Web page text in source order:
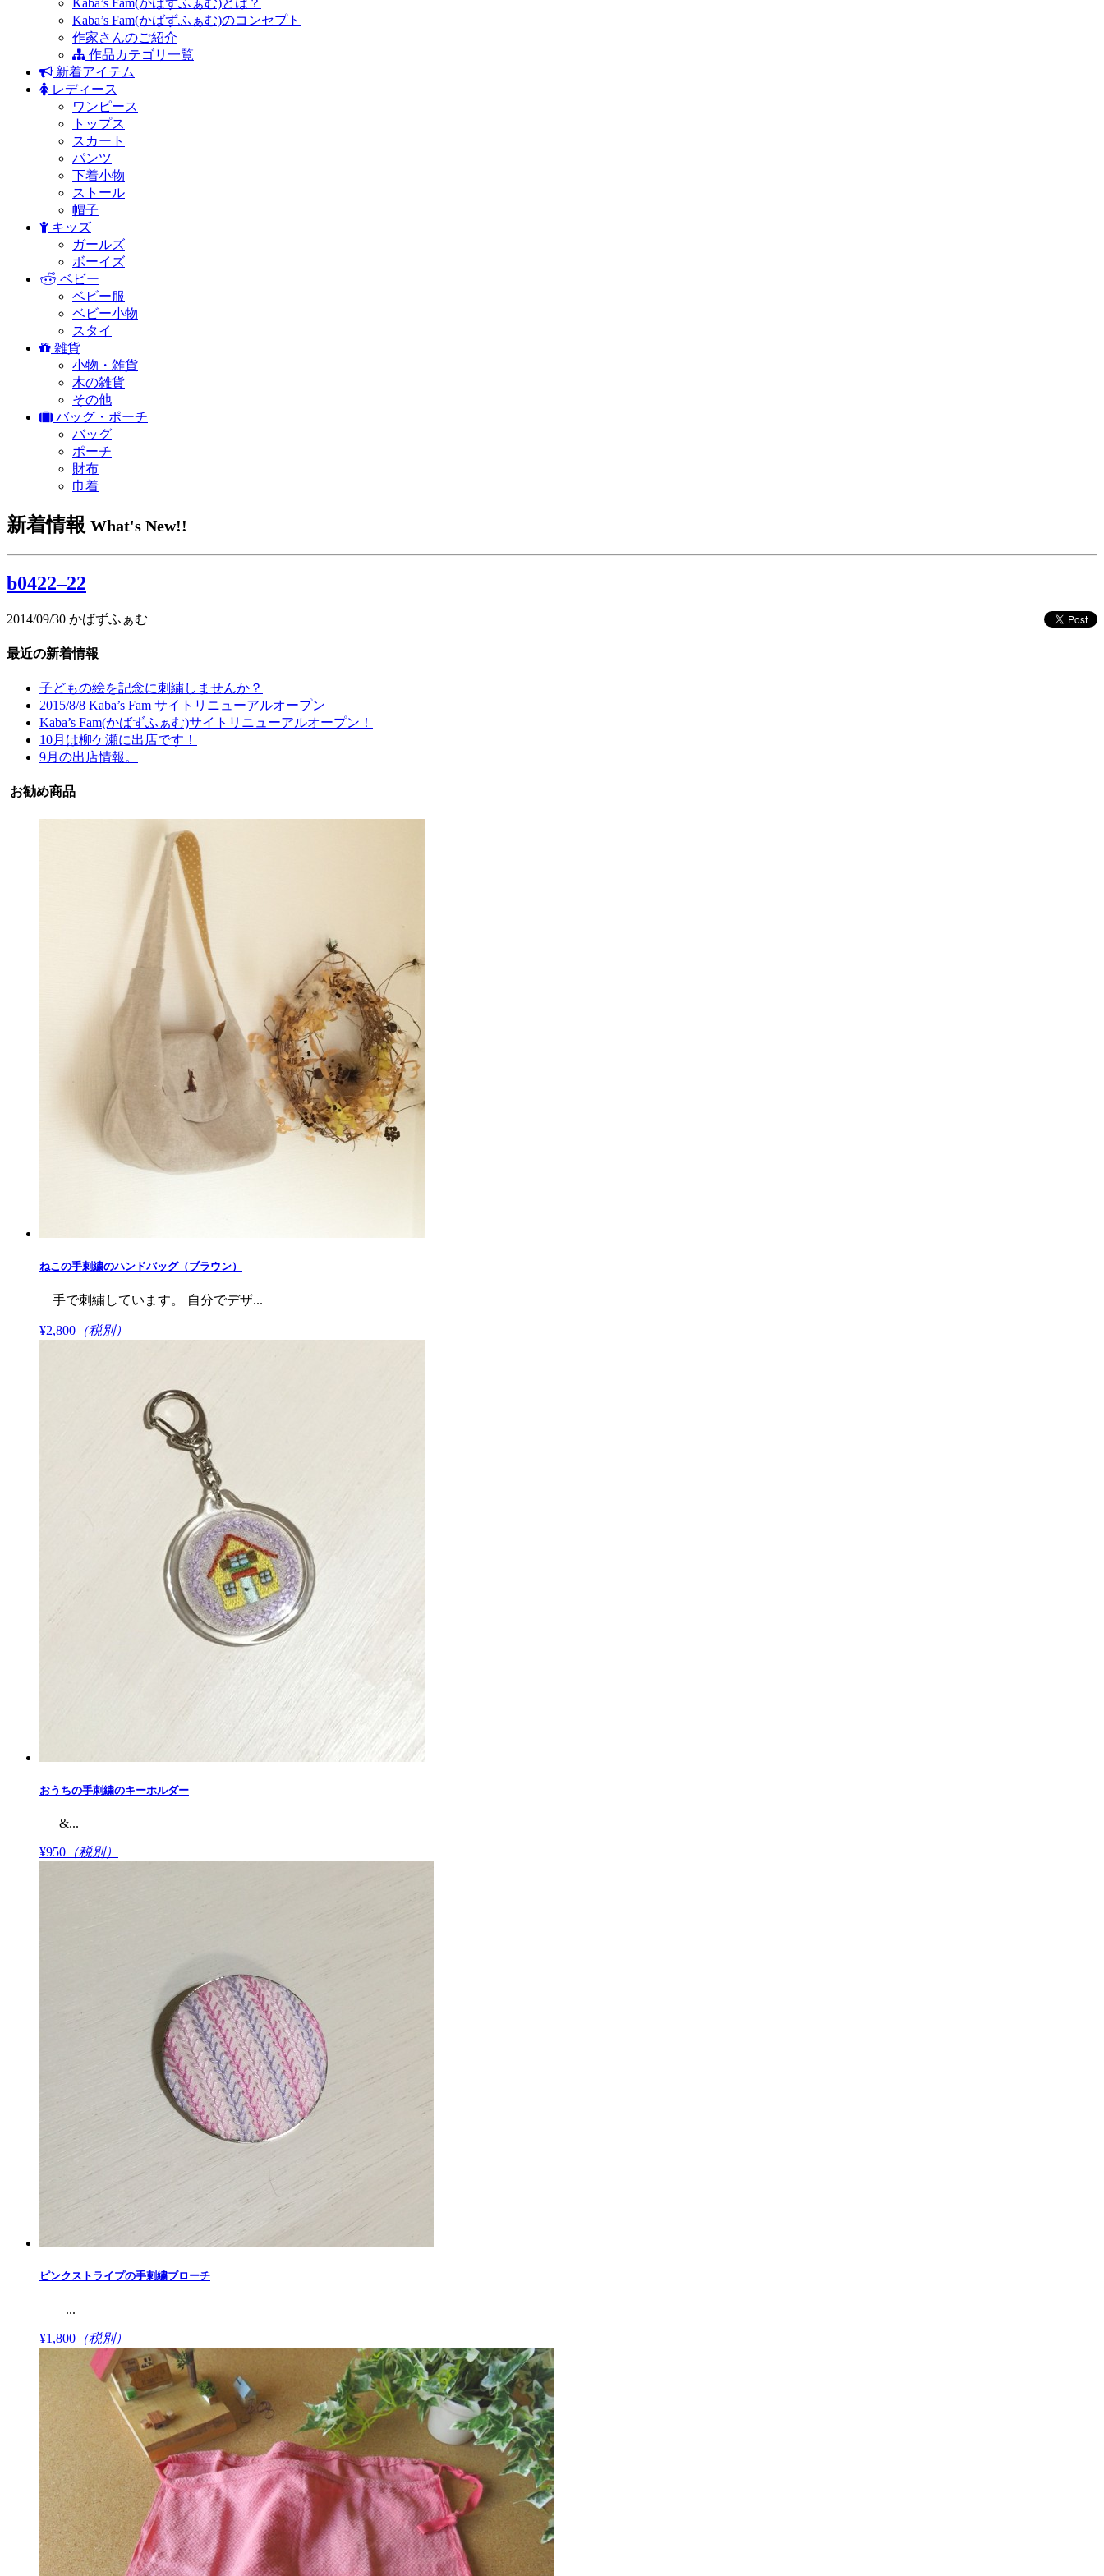
Kaba’s Fam(かばずふぁむ)のコンセプト
作家さんのご紹介
作品カテゴリ一覧
新着アイテム
レディース
ワンピース
トップス
スカート
パンツ
下着小物
ストール
帽子
キッズ
ガールズ
ボーイズ
ベビー
ベビー服
ベビー小物
スタイ
雑貨
小物・雑貨
木の雑貨
その他
バッグ・ポーチ
バッグ
ポーチ
財布
巾着
新着情報 What's New!!
b0422–22
2014/09/30 かばずふぁむ
最近の新着情報
子どもの絵を記念に刺繍しませんか？
2015/8/8 Kaba’s Fam サイトリニューアルオープン
Kaba’s Fam(かばずふぁむ)サイトリニューアルオープン！
10月は柳ケ瀬に出店です！
9月の出店情報。
お勧め商品
ねこの手刺繍のハンドバッグ（ブラウン）
手で刺繍しています。 自分でデザ...
¥2,800 （税別）
おうちの手刺繍のキーホルダー
&...
¥950 （税別）
ピンクストライプの手刺繍ブローチ
...
¥1,800 （税別）